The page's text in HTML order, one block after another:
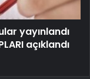
yayınlandı
açıklandı